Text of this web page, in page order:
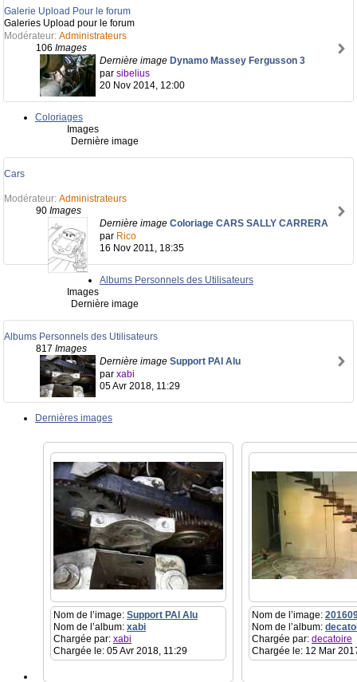
Galerie Upload Pour le forum
Galeries Upload pour le forum
Modérateur: Administrateurs
106 Images
Dernière image Dynamo Massey Fergusson 3
par sibelius
20 Nov 2014, 12:00
Coloriages
Images
Dernière image
Cars
Modérateur: Administrateurs
90 Images
Dernière image Coloriage CARS SALLY CARRERA
par Rico
16 Nov 2011, 18:35
Albums Personnels des Utilisateurs
Images
Dernière image
Albums Personnels des Utilisateurs
817 Images
Dernière image Support PAI Alu
par xabi
05 Avr 2018, 11:29
Dernières images
Nom de l’image: Support PAI Alu
Nom de l’album: xabi
Chargée par: xabi
Chargée le: 05 Avr 2018, 11:29
Nom de l’image:
Nom de l’album:
Chargée par: decatoire
Chargée le: 12 Mar